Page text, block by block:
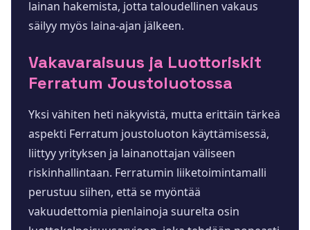
lainan hakemista, jotta taloudellinen vakaus
säilyy myös laina-ajan jälkeen.
Vakavaraisuus ja Luottoriskit
Ferratum Joustoluotossa
Yksi vähiten heti näkyvistä, mutta erittäin tärkeä
aspekti Ferratum joustoluoton käyttämisessä,
liittyy yrityksen ja lainanottajan väliseen
riskinhallintaan. Ferratumin liiketoimintamalli
perustuu siihen, että se myöntää
vakuudettomia pienlainoja suurelta osin